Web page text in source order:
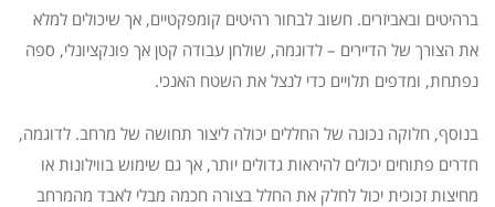
ברהיטים ובאביזרים. חשוב לבחור רהיטים קומפקטיים, אך שיכולים למלא
את הצורך של הדיירים – לדוגמה, שולחן עבודה קטן אך פונקציונלי, ספה
נפתחת, ומדפים תלויים כדי לנצל את השטח האנכי.
בנוסף, חלוקה נכונה של החללים יכולה ליצור תחושה של מרחב. לדוגמה,
חדרים פתוחים יכולים להיראות גדולים יותר, אך גם שימוש בווילונות או
מחיצות זכוכית יכול לחלק את החלל בצורה חכמה מבלי לאבד מהמרחב